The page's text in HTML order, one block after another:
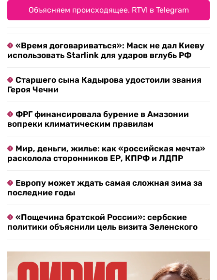
Объясняем происходящее. RTVI в Telegram
«Время договариваться»: Маск не дал Киеву
использовать Starlink для ударов вглубь РФ
Старшего сына Кадырова удостоили звания
Героя Чечни
ФРГ финансировала бурение в Амазонии
вопреки климатическим правилам
Мир, деньги, жилье: как «российская мечта»
расколола сторонников ЕР, КПРФ и ЛДПР
Европу может ждать самая сложная зима за
последние годы
«Пощечина братской России»: сербские
политики объяснили цель визита Зеленского